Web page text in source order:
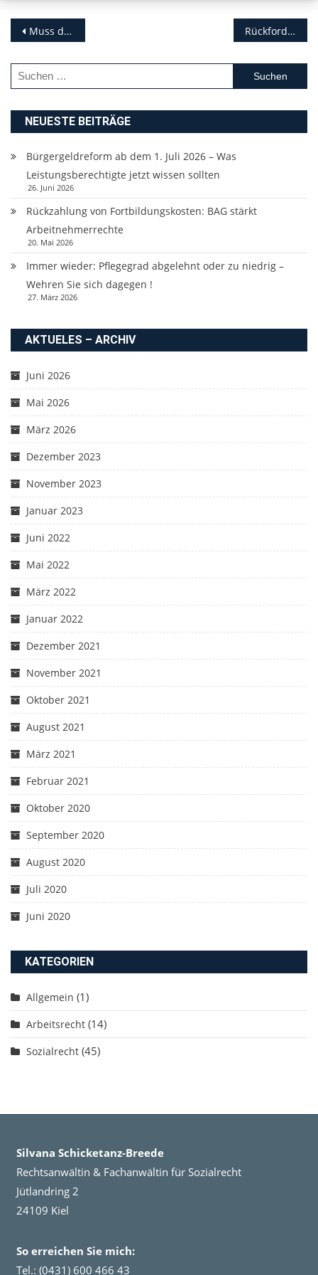
Beitragsnavigation
Muss das Jobcenter Kosten für Haftbesuche zahlen? Rückforderung von Kindergeld bei vorheriger Anrechnung im SGB II (Hartz IV)?
Suchen
nach:
NEUESTE BEITRÄGE
Bürgergeldreform ab dem 1. Juli 2026 – Was
Leistungsberechtigte jetzt wissen sollten
26. Juni 2026
Rückzahlung von Fortbildungskosten: BAG stärkt
Arbeitnehmerrechte
20. Mai 2026
Immer wieder: Pflegegrad abgelehnt oder zu niedrig –
Wehren Sie sich dagegen !
27. März 2026
AKTUELES – ARCHIV
Juni 2026
Mai 2026
März 2026
Dezember 2023
November 2023
Januar 2023
Juni 2022
Mai 2022
März 2022
Januar 2022
Dezember 2021
November 2021
Oktober 2021
August 2021
März 2021
Februar 2021
Oktober 2020
September 2020
August 2020
Juli 2020
Juni 2020
KATEGORIEN
Allgemein (1)
Arbeitsrecht (14)
Sozialrecht (45)
Silvana Schicketanz-Breede
Rechtsanwältin & Fachanwältin für Sozialrecht
Jütlandring 2
24109 Kiel
So erreichen Sie mich:
Tel.: (0431) 600 466 43